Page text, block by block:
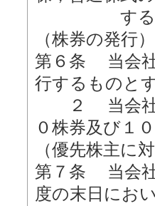
する
（株券の発行）
第６条 当会社
行するものと
２ 当会社の
０株券及び１
（優先株主に
第７条 当会社
度の末日にお